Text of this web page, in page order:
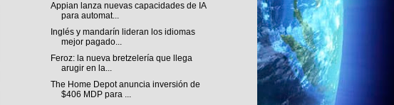
Appian lanza nuevas capacidades de IA
para automat...
Inglés y mandarín lideran los idiomas
mejor pagado...
Feroz: la nueva bretzelería que llega
arugir en la...
The Home Depot anuncia inversión de
$406 MDP para ...